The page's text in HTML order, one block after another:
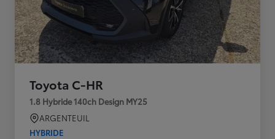
Toyota C-HR
1.8 Hybride 140ch Design MY25
ARGENTEUIL
HYBRIDE